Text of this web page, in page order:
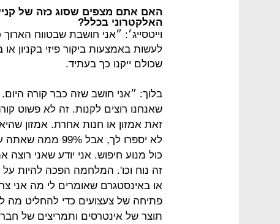
האם אתם מצפים שסוג כזה של
האלקטרוני בכלל?
וייטסייג׳: ״אני חושבת שבטווח
לעשות באמצעות ביקור פיזי בקניון
שכולם ייקנו כך בעתיד.
בלוך: ״אני חושב שזה כבר קורה
שאנחנו רוצים לקנות. זה לא פשוט
זאת אמזון או חנות אחרת. אמזון
לא יספרו לך,
כול מנוע חיפוש. אני יודע שאני
זה נוח וכו'. המלחמה הפכה להיות
או באינסטגרם שאומרים לי מה אני
פתיחה של צעצועים כדי להחליט מה
תוצר של אינטרסים ותמריצים של